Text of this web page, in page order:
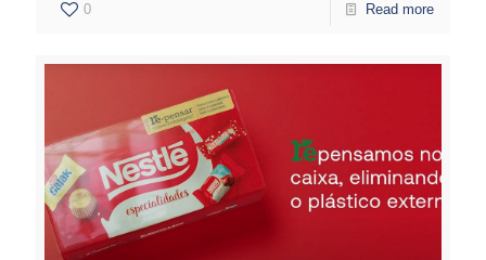
0 Read more